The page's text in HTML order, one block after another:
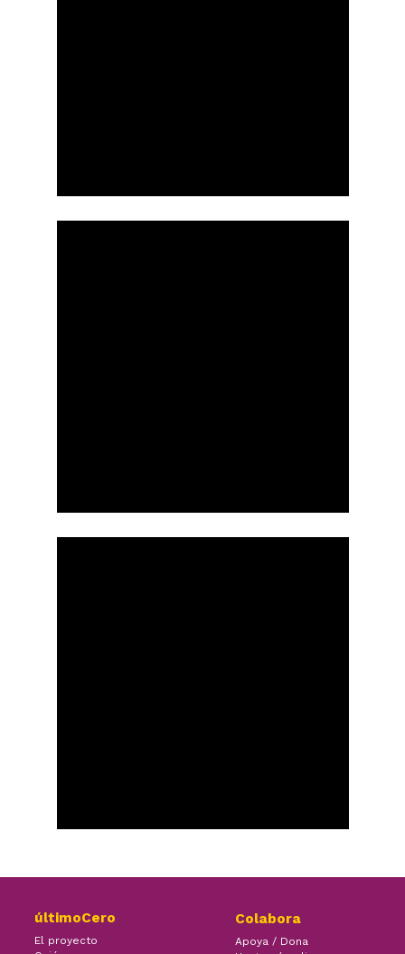
últimoCero
El proyecto
Colabora
Apoya / Dona